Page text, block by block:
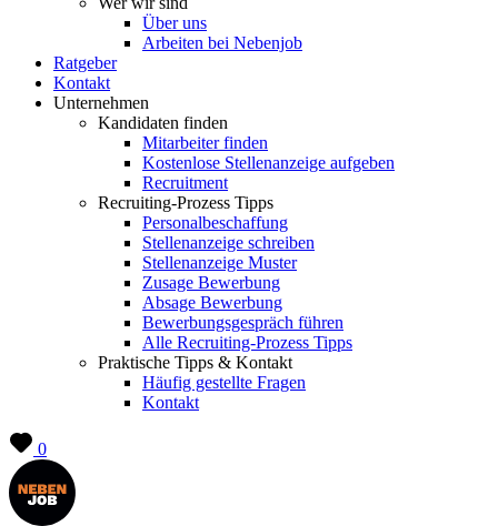
Über uns
Arbeiten bei Nebenjob
Ratgeber
Kontakt
Unternehmen
Kandidaten finden
Mitarbeiter finden
Kostenlose Stellenanzeige aufgeben
Recruitment
Recruiting-Prozess Tipps
Personalbeschaffung
Stellenanzeige schreiben
Stellenanzeige Muster
Zusage Bewerbung
Absage Bewerbung
Bewerbungsgespräch führen
Alle Recruiting-Prozess Tipps
Praktische Tipps & Kontakt
Häufig gestellte Fragen
Kontakt
0